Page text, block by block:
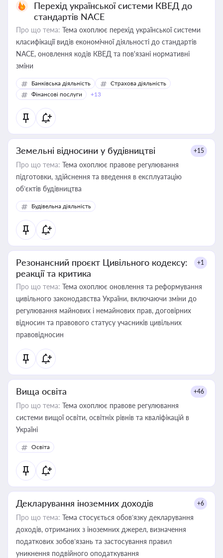
Перехід української системи КВЕД до
стандартів NACE
Про що тема: Тема охоплює перехід української системи
класифікації видів економічної діяльності до стандартів
NACE, оновлення кодів КВЕД та пов'язані нормативні
зміни
Банківська діяльність
Страхова діяльність
Фінансові послуги
+13
Земельні відносини у будівництві +15
Про що тема: Тема охоплює правове регулювання
підготовки, здійснення та введення в експлуатацію
об’єктів будівництва
Будівельна діяльність
Резонансний проєкт Цивільного кодексу:
реакції та критика
+1
Про що тема: Тема охоплює оновлення та реформування
цивільного законодавства України, включаючи зміни до
регулювання майнових і немайнових прав, договірних
відносин та правового статусу учасників цивільних
правовідносин
Вища освіта +46
Про що тема: Тема охоплює правове регулювання
системи вищої освіти, освітніх рівнів та кваліфікацій в
Україні
Освіта
Декларування іноземних доходів +6
Про що тема: Тема стосується обов’язку декларування
доходів, отриманих з іноземних джерел, визначення
податкових зобов’язань та застосування правил
уникнення подвійного оподаткування